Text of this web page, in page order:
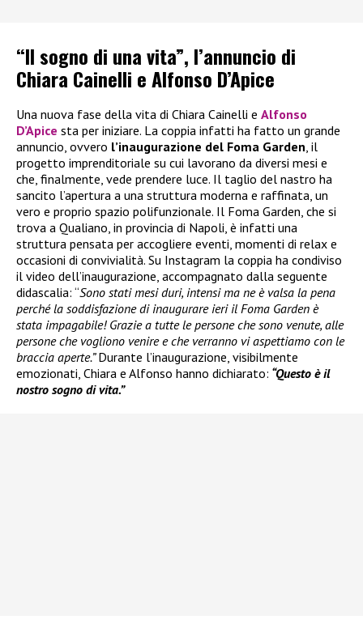
“Il sogno di una vita”, l’annuncio di
Chiara Cainelli e Alfonso D’Apice
Una nuova fase della vita di Chiara Cainelli e Alfonso
D’Apice sta per iniziare. La coppia infatti ha fatto un grande
annuncio, ovvero l’inaugurazione del Foma Garden , il
progetto imprenditoriale su cui lavorano da diversi mesi e
che, finalmente, vede prendere luce. Il taglio del nastro ha
sancito l’apertura a una struttura moderna e raffinata, un
vero e proprio spazio polifunzionale. Il Foma Garden, che si
trova a Qualiano, in provincia di Napoli, è infatti una
struttura pensata per accogliere eventi, momenti di relax e
occasioni di convivialità. Su Instagram la coppia ha condiviso
il video dell’inaugurazione, accompagnato dalla seguente
didascalia: “Sono stati mesi duri, intensi ma ne è valsa la pena
perché la soddisfazione di inaugurare ieri il Foma Garden è
stata impagabile! Grazie a tutte le persone che sono venute, alle
persone che vogliono venire e che verranno vi aspettiamo con le
braccia aperte.”Durante l’inaugurazione, visibilmente
emozionati, Chiara e Alfonso hanno dichiarato: “Questo è il
nostro sogno di vita.”